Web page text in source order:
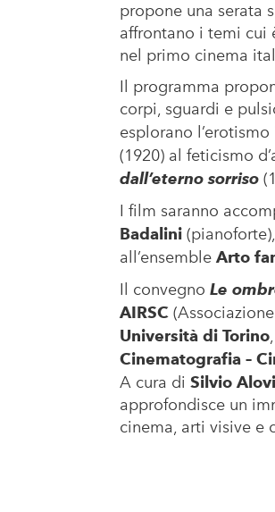
propone una serata
affrontano i temi cui
nel primo cinema
Il programma
corpi, sguardi e
esplorano
(1920) al feticismo
dall’eterno sorriso
I film saranno
Badalini
all’ensemble Arto
Il convegno Le
AIRSC
Università di Torino,
Cinematografia –
A cura di Silvio
approfondisce un
cinema, arti visive e